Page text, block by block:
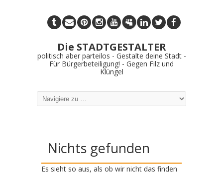
Die STADTGESTALTER
politisch aber parteilos - Gestalte deine Stadt -
Für Bürgerbeteiligung! - Gegen Filz und
Klüngel
Nichts gefunden
Es sieht so aus, als ob wir nicht das finden